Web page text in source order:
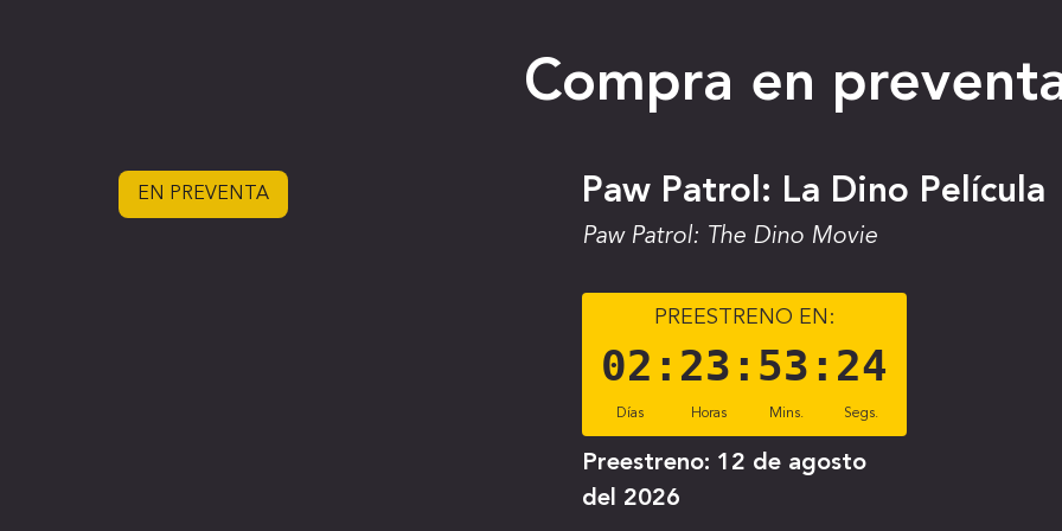
Compra en
EN PREVENTA Paw Patrol: La Dino Película
Paw Patrol: The Dino Movie
PREESTRENO EN:
02 :
Días
23 :
Horas
53 :
Mins.
23
Segs.
Preestreno: 12 de agosto
del 2026